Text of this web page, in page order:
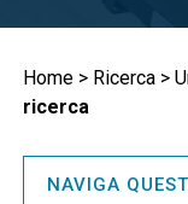
principale
Briciole
di
pane
Home Ricerca
ricerca
NAVIGA